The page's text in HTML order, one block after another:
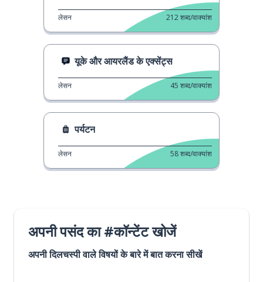
लेसन 212शब्द/वाक्यांश
यूके और आयरलैंड के एक्सेंट्स
लेसन 45 शब्द/वाक्यांश
पर्यटन
लेसन 58शब्द/वाक्यांश
अपनी पसंद का #कॉन्टेंट खोजें
अपनी दिलचस्पी वाले विषयों के बारे में बात करना सीखें